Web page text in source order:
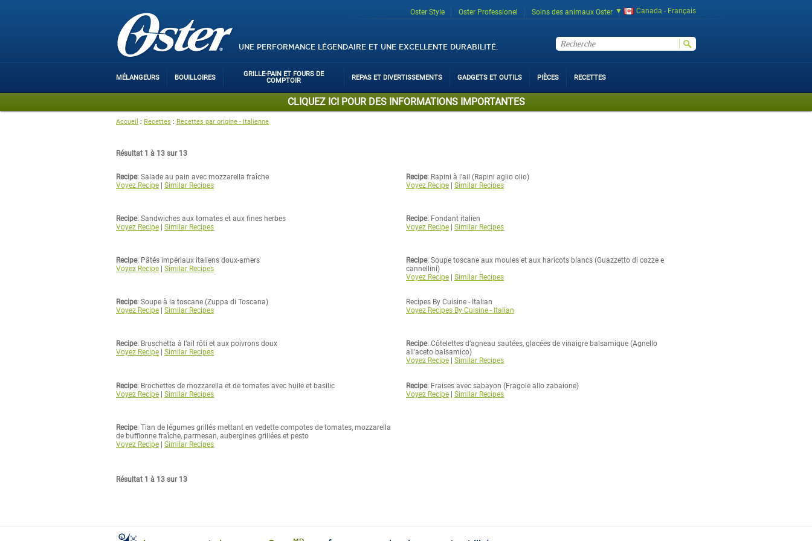
UNE PERFORMANCE LÉGENDAIRE ET UNE EXCELLENTE DURABILITÉ.
Oster Style Oster Professionel Soins des animaux Oster Canada - Français
MÉLANGEURS BOUILLOIRES
GRILLE-PAIN ET FOURS DE
COMPTOIR
REPAS ET DIVERTISSEMENTS GADGETS ET OUTILS PIÈCES RECETTES
CLIQUEZ ICI POUR DES INFORMATIONS IMPORTANTES
Accueil : Recettes : Recettes par origine - Italienne
Résultat 1 à 13 sur 13
Recipe: Salade au pain avec mozzarella fraîche
Voyez Recipe | Similar Recipes
Recipe: Rapini à l’ail (Rapini aglio olio)
Voyez Recipe| Similar Recipes
Recipe: Sandwiches aux tomates et aux fines herbes
Voyez Recipe | Similar Recipes
Recipe: Fondant italien
Voyez Recipe| Similar Recipes
Recipe: Pâtés impériaux italiens doux-amers
Voyez Recipe
Similar Recipes
Recipe: Soupe toscane aux moules et aux haricots blancs (Guazzetto di cozze e
cannellini)
Voyez Recipe| Similar Recipes
Recipe: Soupe à la toscane (Zuppa di Toscana)
Voyez Recipe
Similar Recipes
Recipes By Cuisine - Italian
Voyez Recipes By Cuisine - Italian
Recipe: Bruschetta à l’ail rôti et aux poivrons doux
Voyez Recipe
Similar Recipes
Recipe: Côtelettes d’agneau sautées, glacées de vinaigre balsamique (Agnello
all'aceto balsamico)
Voyez Recipe| Similar Recipes
Recipe: Brochettes de mozzarella et de tomates avec huile et basilic
Voyez Recipe | Similar Recipes
Recipe: Fraises avec sabayon (Fragole allo zabaione)
Voyez Recipe| Similar Recipes
Recipe: Tian de légumes grillés mettant en vedette compotes de tomates, mozzarella
de bufflonne fraîche, parmesan, aubergines grillées et pesto
Voyez Recipe | Similar Recipes
Résultat 1 à 13 sur 13